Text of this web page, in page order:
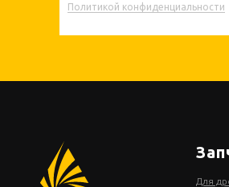
Политикой конфиденциальности
Для